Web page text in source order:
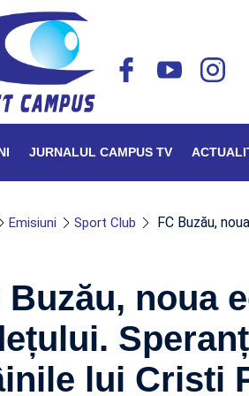
JURNALUL CAMPUS TV
Emisiuni Sport Club FC Buzău,
Buzău, noua
lui Cristi